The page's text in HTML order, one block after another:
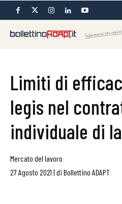
Limiti di
legis nel
individuale di
Mercato del lavoro
27 Agosto 2021 | di Bollettino ADAPT